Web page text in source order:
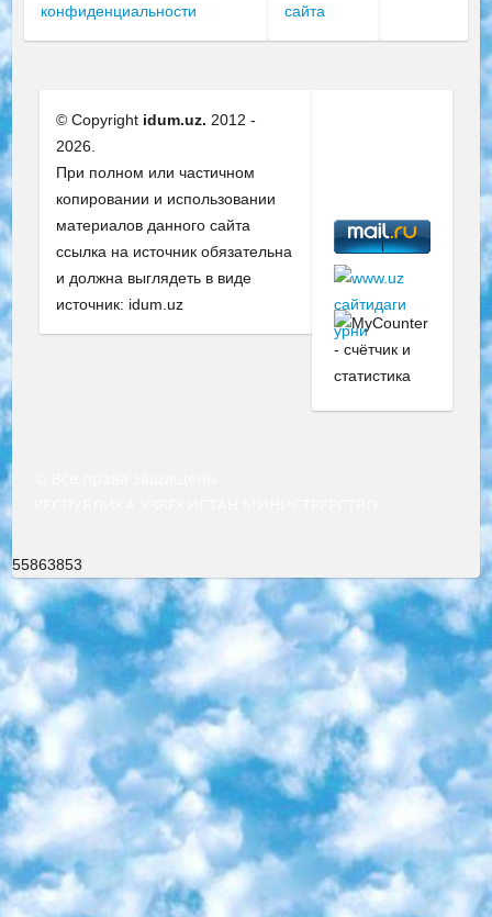
конфиденциальности
сайта
© Copyright idum.uz. 2012 -
2026.
При полном или частичном
копировании и использовании
материалов данного сайта
ссылка на источник обязательна
и должна выглядеть в виде
источник: idum.uz
55863853